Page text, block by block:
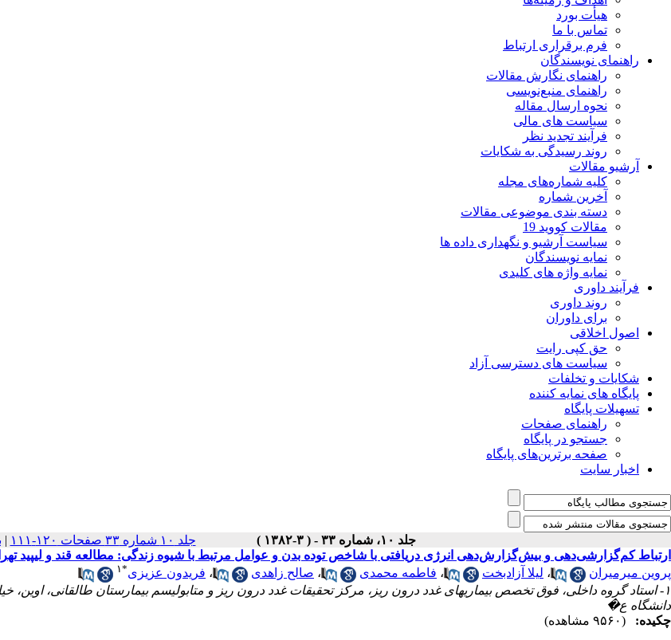
هیأت بورد
تماس با ما
فرم برقراری ارتباط
راهنمای نویسندگان
راهنمای نگارش مقالات
راهنمای منبع‌نویسی
نحوه ارسال مقاله
سیاست های مالی
فرآیند تجدید نظر
روند رسیدگی به شکایات
آرشیو مقالات
کلیه شماره‌های مجله
آخرین شماره
دسته بندی موضوعی مقالات
مقالات کووید 19
سیاست آرشیو و نگهداری داده ها
نمایه نویسندگان
نمایه واژه های کلیدی
فرآیند داوری
روند داوری
برای داوران
اصول اخلاقی
حق کپی رایت
سیاست های دسترسی آزاد
شکایات و تخلفات
پایگاه های نمایه کننده
تسهیلات پایگاه
راهنمای صفحات
جستجو در پایگاه
صفحه برترین‌های پایگاه
اخبار سایت
جلد ۱۰، شماره ۳۳ - ( ۳-۱۳۸۲ ) جلد ۱۰ شماره ۳۳ صفحات ۱۲۰-۱۱۱ |
ارتباط کم‌گزارشی‌دهی و بیش‌گزارش‌دهی انرژی دریافتی با شاخص توده بدن و عوامل مرتبط با شیوه زندگی: مطالعه قند و لیپید
پروین میرمیران
، لیلا آزاد‌بخت ، فاطمه محمدی ، صالح زاهدی ، فریدون عزیزی*۱
۱- استاد گروه داخلی، فوق تخصص بیماریهای غدد درون ریز، مرکز تحقیقات غدد درون ریز و متابولیسم بیمارستان طالقانی، اوین،
دانشگاه ع�
چکیده:
(۹۵۶۰ مشاهده)